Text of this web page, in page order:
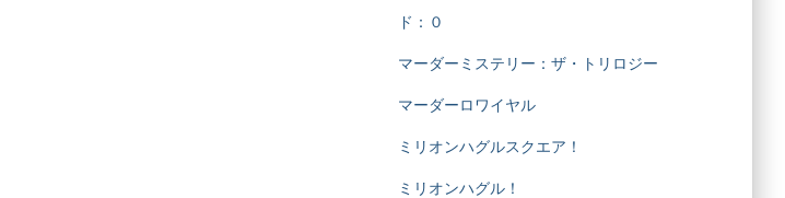
ド：０
マーダーミステリー：ザ・トリロジー
マーダーロワイヤル
ミリオンハグルスクエア！
ミリオンハグル！